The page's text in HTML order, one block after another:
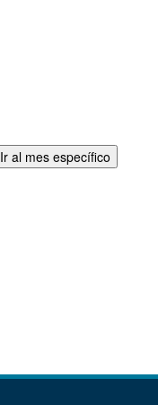
Ir al mes específico